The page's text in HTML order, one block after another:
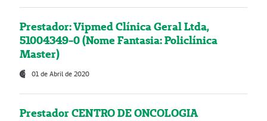
Prestador: Vipmed Clínica Geral Ltda,
51004349-0 (Nome Fantasia: Policlínica
Master)
01 de Abril de 2020
Prestador CENTRO DE ONCOLOGIA